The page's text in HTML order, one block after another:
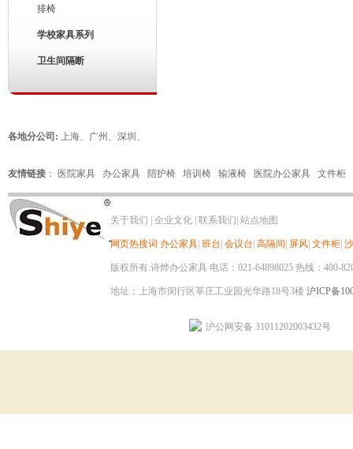
排椅
学校家具系列
卫生间隔断
各地分公司: 上海、 广州 、 深圳 、
友情链接 ： 医院家具 办公家具 陪护椅 培训椅 输液椅 医院办公家具 文件柜
关于我们 企业文化 联系我们 站点地图
网页热搜词 办公家具 班台 会议台 高隔间 屏风 文件柜
版权所有:诗烨办公家具 电话：021-64898025 热线：400-
地址：上海市闵行区莘庄工业园光华路18号3楼 沪ICP备
沪公网安备 31011202003432号